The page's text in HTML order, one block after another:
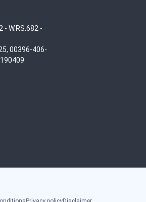
- W.RS.682 -
00396-406-